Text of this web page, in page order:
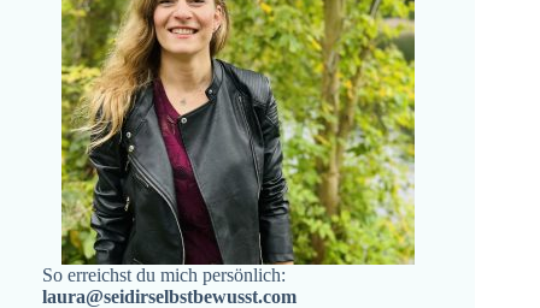
So erreichst du mich persönlich:
laura@seidirselbstbewusst.com